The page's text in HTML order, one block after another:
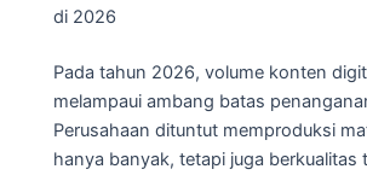
di 2026
Pada tahun 2026, volume konten
melampaui ambang batas
Perusahaan dituntut memproduksi
hanya banyak, tetapi juga berkualitas